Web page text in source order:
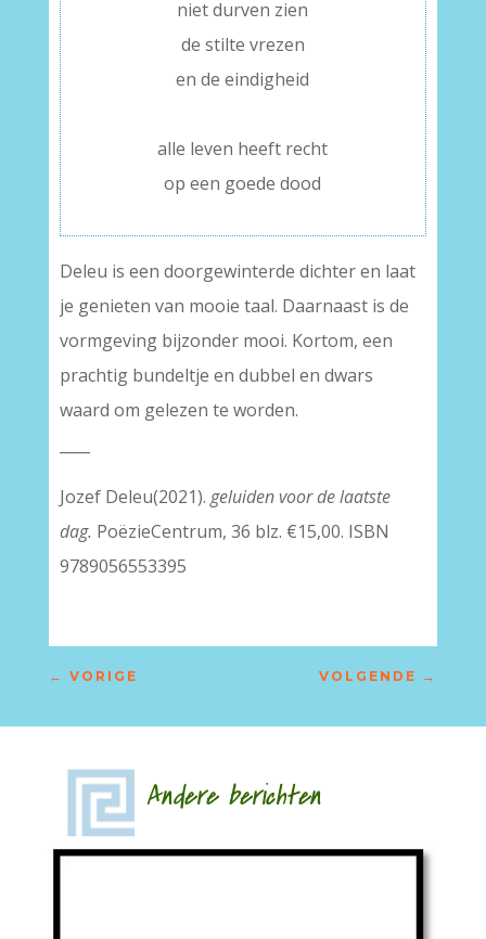
niet durven zien
de stilte vrezen
en de eindigheid
alle leven heeft recht
op een goede dood
Deleu is een doorgewinterde dichter en laat
je genieten van mooie taal. Daarnaast is de
vormgeving bijzonder mooi. Kortom, een
prachtig bundeltje en dubbel en dwars
waard om gelezen te worden.
Jozef Deleu(2021).geluiden voor de laatste
dag. PoëzieCentrum, 36 blz. €15,00. ISBN
9789056553395
← VORIGE VOLGENDE →
Andere berichten